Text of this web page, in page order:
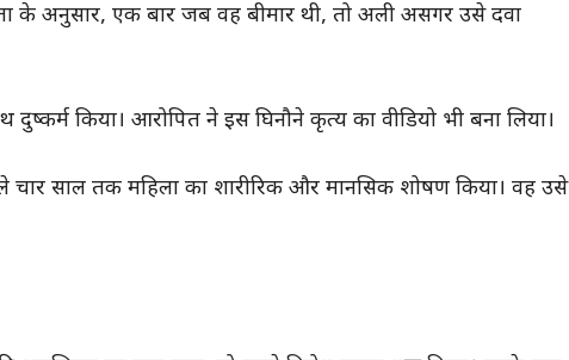
के अनुसार, एक बार जब वह बीमार थी, तो अली असगर उसे दवा
किया। आरोपित ने इस घिनौने कृत्य का वीडियो भी बना लिया।
साल तक महिला का शारीरिक और मानसिक शोषण किया। वह उसे